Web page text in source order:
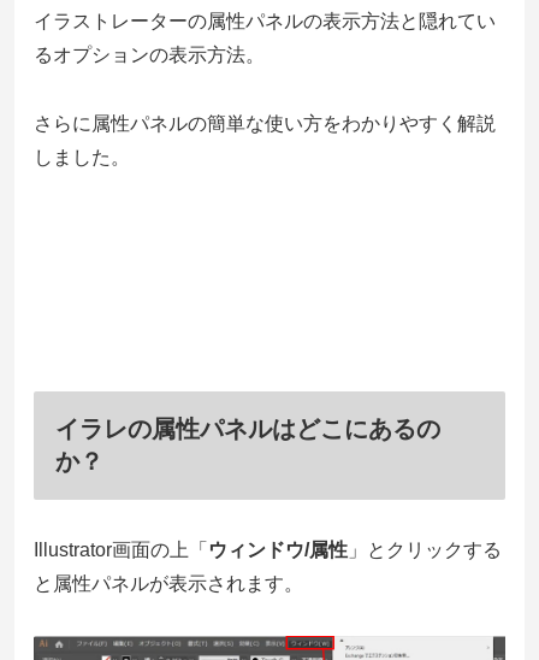
イラストレーターの属性パネルの表示方法と隠れてい
るオプションの表示方法。
さらに属性パネルの簡単な使い方をわかりやすく解説
しました。
イラレの属性パネルはどこにあるの
か？
Illustrator画面の上「 ウィンドウ/属性 」とクリックする
と属性パネルが表示されます。